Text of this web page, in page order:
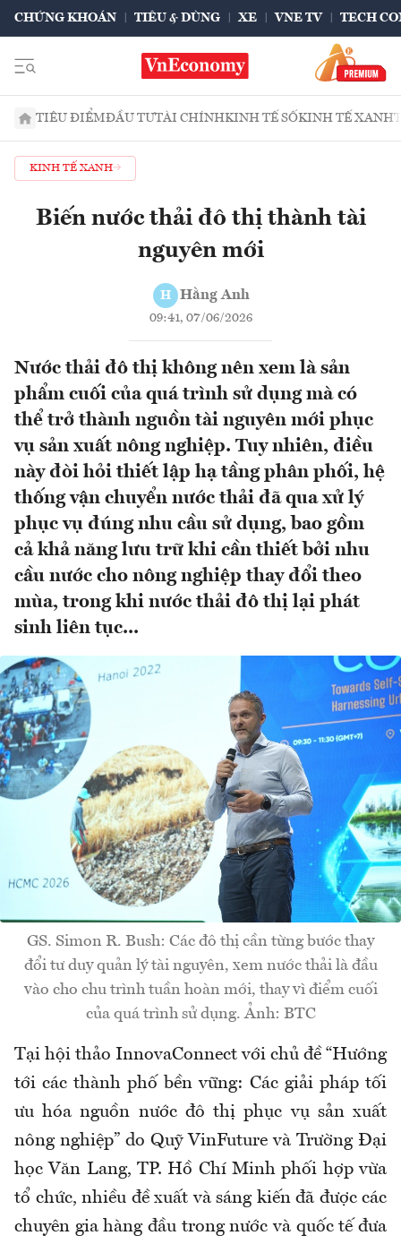
CHỨNG KHOÁN TIÊU & DÙNG XE VNE TV TECH
TIÊU ĐIỂMĐẦU TƯTÀI CHÍNHKINH TẾ SỐKINH TẾ XANH
KINH TẾ XANH
Biến nước thải đô thị thành tài
nguyên mới
H Hằng Anh
09:41, 07/06/2026
Nước thải đô thị không nên xem là sản
phẩm cuối của quá trình sử dụng mà có
thể trở thành nguồn tài nguyên mới phục
vụ sản xuất nông nghiệp. Tuy nhiên, điều
này đòi hỏi thiết lập hạ tầng phân phối, hệ
thống vận chuyển nước thải đã qua xử lý
phục vụ đúng nhu cầu sử dụng, bao gồm
cả khả năng lưu trữ khi cần thiết bởi nhu
cầu nước cho nông nghiệp thay đổi theo
mùa, trong khi nước thải đô thị lại phát
sinh liên tục...
GS. Simon R. Bush: Các đô thị cần từng bước thay
đổi tư duy quản lý tài nguyên, xem nước thải là đầu
vào cho chu trình tuần hoàn mới, thay vì điểm cuối
của quá trình sử dụng. Ảnh: BTC
Tại hội thảo InnovaConnect với chủ đề “Hướng
tới các thành phố bền vững: Các giải pháp tối
ưu hóa nguồn nước đô thị phục vụ sản xuất
nông nghiệp” do Quỹ VinFuture và Trường Đại
học Văn Lang, TP. Hồ Chí Minh phối hợp vừa
tổ chức, nhiều đề xuất và sáng kiến đã được các
chuyên gia hàng đầu trong nước và quốc tế đưa